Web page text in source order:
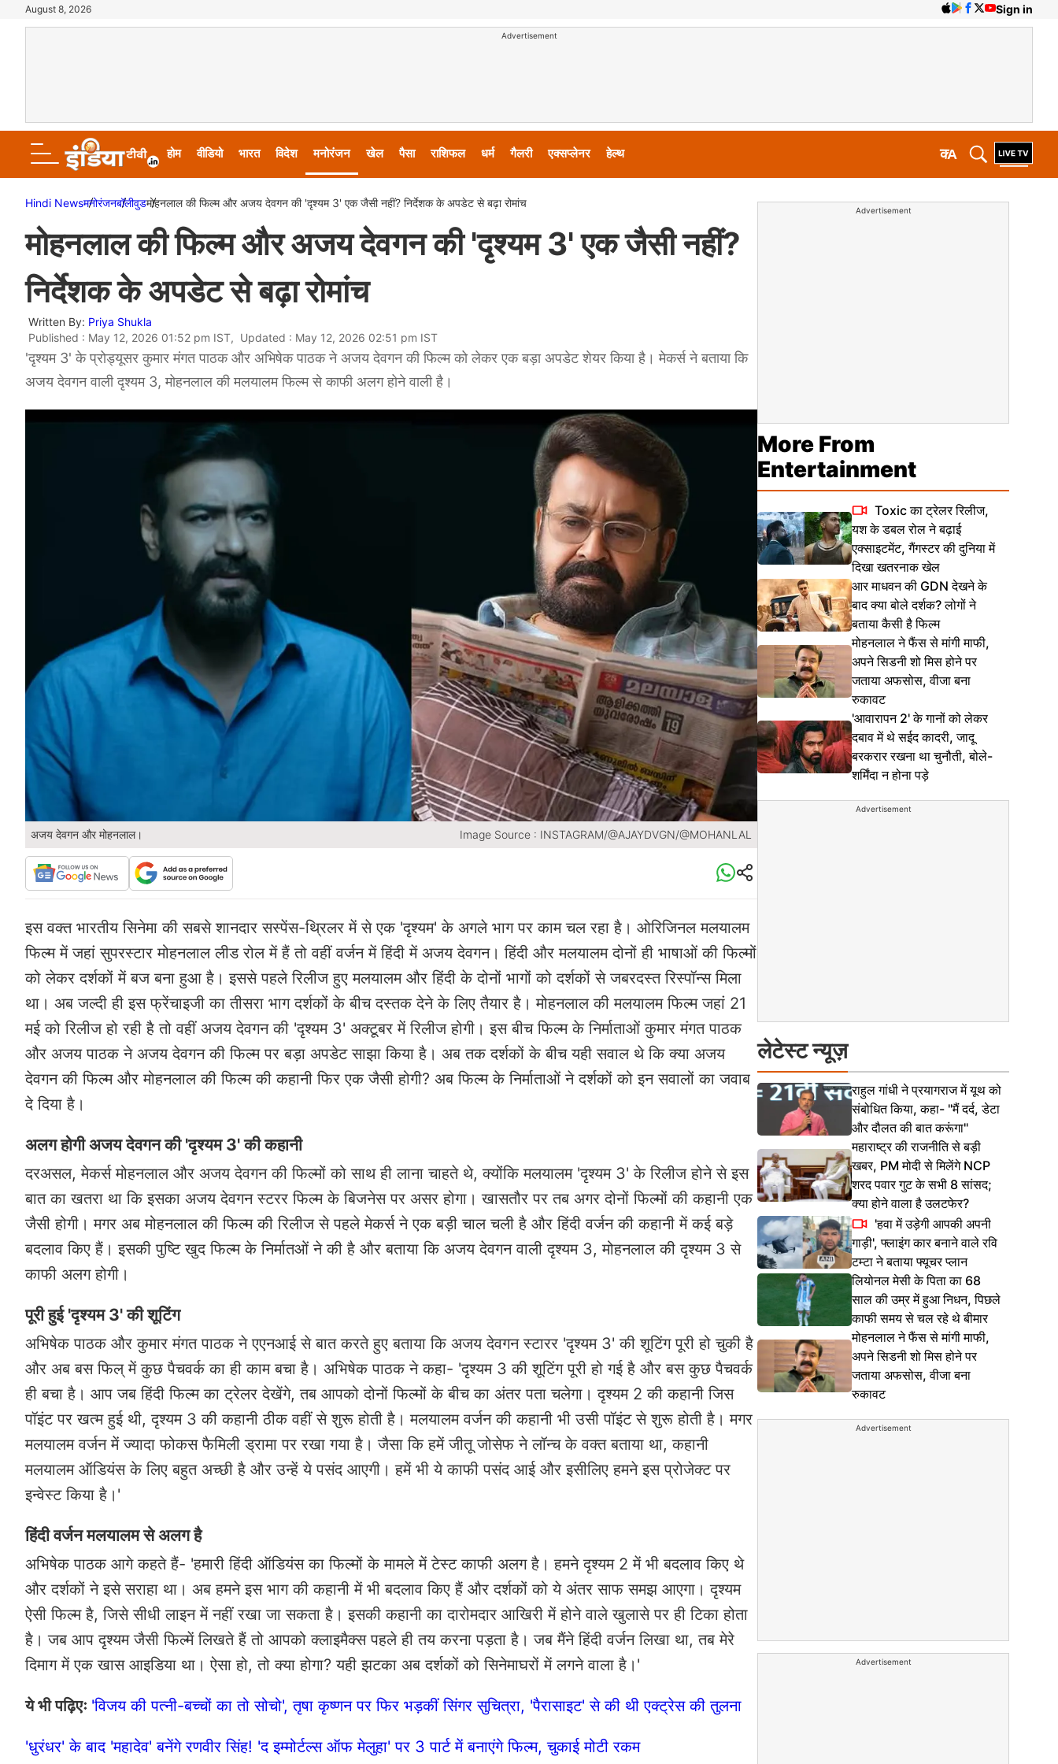
August 8, 2026 Sign in
Advertisement
होम वीडियो भारत विदेश मनोरंजन खेल पैसा राशिफल धर्म गैलरी एक्सप्लेनर हेल्थ A
क
Hindi Newsमनोरंजनबॉलीवुडमोहनलाल की फिल्म और अजय देवगन की 'दृश्यम 3' एक जैसी नहीं? निर्देशक के अपडेट से बढ़ा रोमांच
मोहनलाल की फिल्म और अजय देवगन की 'दृश्यम 3' एक जैसी नहीं?
निर्देशक के अपडेट से बढ़ा रोमांच
Written By: Priya Shukla
Published : May 12, 2026 01:52 pm IST, Updated : May 12, 2026 02:51 pm IST
'दृश्यम 3' के प्रोड्यूसर कुमार मंगत पाठक और अभिषेक पाठक ने अजय देवगन की फिल्म को लेकर एक बड़ा अपडेट शेयर किया है। मेकर्स ने बताया कि
अजय देवगन वाली दृश्यम 3, मोहनलाल की मलयालम फिल्म से काफी अलग होने वाली है।
अजय देवगन और मोहनलाल। Image Source : INSTAGRAM/@AJAYDVGN/@MOHANLAL
इस वक्त भारतीय सिनेमा की सबसे शानदार सस्पेंस-थ्रिलर में से एक 'दृश्यम' के अगले भाग पर काम चल रहा है। ओरिजिनल मलयालम
फिल्म में जहां सुपरस्टार मोहनलाल लीड रोल में हैं तो वहीं वर्जन में हिंदी में अजय देवगन। हिंदी और मलयालम दोनों ही भाषाओं की फिल्मों
को लेकर दर्शकों में बज बना हुआ है। इससे पहले रिलीज हुए मलयालम और हिंदी के दोनों भागों को दर्शकों से जबरदस्त रिस्पॉन्स मिला
था। अब जल्दी ही इस फ्रेंचाइजी का तीसरा भाग दर्शकों के बीच दस्तक देने के लिए तैयार है। मोहनलाल की मलयालम फिल्म जहां 21
मई को रिलीज हो रही है तो वहीं अजय देवगन की 'दृश्यम 3' अक्टूबर में रिलीज होगी। इस बीच फिल्म के निर्माताओं कुमार मंगत पाठक
और अजय पाठक ने अजय देवगन की फिल्म पर बड़ा अपडेट साझा किया है। अब तक दर्शकों के बीच यही सवाल थे कि क्या अजय
देवगन की फिल्म और मोहनलाल की फिल्म की कहानी फिर एक जैसी होगी? अब फिल्म के निर्माताओं ने दर्शकों को इन सवालों का जवाब
दे दिया है।
अलग होगी अजय देवगन की 'दृश्यम 3' की कहानी
दरअसल, मेकर्स मोहनलाल और अजय देवगन की फिल्मों को साथ ही लाना चाहते थे, क्योंकि मलयालम 'दृश्यम 3' के रिलीज होने से इस
बात का खतरा था कि इसका अजय देवगन स्टरर फिल्म के बिजनेस पर असर होगा। खासतौर पर तब अगर दोनों फिल्मों की कहानी एक
जैसी होगी। मगर अब मोहनलाल की फिल्म की रिलीज से पहले मेकर्स ने एक बड़ी चाल चली है और हिंदी वर्जन की कहानी में कई बड़े
बदलाव किए हैं। इसकी पुष्टि खुद फिल्म के निर्मातओं ने की है और बताया कि अजय देवगन वाली दृश्यम 3, मोहनलाल की दृश्यम 3 से
काफी अलग होगी।
पूरी हुई 'दृश्यम 3' की शूटिंग
अभिषेक पाठक और कुमार मंगत पाठक ने एएनआई से बात करते हुए बताया कि अजय देवगन स्टारर 'दृश्यम 3' की शूटिंग पूरी हो चुकी है
और अब बस फिल् में कुछ पैचवर्क का ही काम बचा है। अभिषेक पाठक ने कहा- 'दृश्यम 3 की शूटिंग पूरी हो गई है और बस कुछ पैचवर्क
ही बचा है। आप जब हिंदी फिल्म का ट्रेलर देखेंगे, तब आपको दोनों फिल्मों के बीच का अंतर पता चलेगा। दृश्यम 2 की कहानी जिस
पॉइंट पर खत्म हुई थी, दृश्यम 3 की कहानी ठीक वहीं से शुरू होती है। मलयालम वर्जन की कहानी भी उसी पॉइंट से शुरू होती है। मगर
मलयालम वर्जन में ज्यादा फोकस फैमिली ड्रामा पर रखा गया है। जैसा कि हमें जीतू जोसेफ ने लॉन्च के वक्त बताया था, कहानी
मलयालम ऑडियंस के लिए बहुत अच्छी है और उन्हें ये पसंद आएगी। हमें भी ये काफी पसंद आई और इसीलिए हमने इस प्रोजेक्ट पर
इन्वेस्ट किया है।'
हिंदी वर्जन मलयालम से अलग है
अभिषेक पाठक आगे कहते हैं- 'हमारी हिंदी ऑडियंस का फिल्मों के मामले में टेस्ट काफी अलग है। हमने दृश्यम 2 में भी बदलाव किए थे
और दर्शकों ने इसे सराहा था। अब हमने इस भाग की कहानी में भी बदलाव किए हैं और दर्शकों को ये अंतर साफ समझ आएगा। दृश्यम
ऐसी फिल्म है, जिसे सीधी लाइन में नहीं रखा जा सकता है। इसकी कहानी का दारोमदार आखिरी में होने वाले खुलासे पर ही टिका होता
है। जब आप दृश्यम जैसी फिल्में लिखते हैं तो आपको क्लाइमैक्स पहले ही तय करना पड़ता है। जब मैंने हिंदी वर्जन लिखा था, तब मेरे
दिमाग में एक खास आइडिया था। ऐसा हो, तो क्या होगा? यही झटका अब दर्शकों को सिनेमाघरों में लगने वाला है।'
ये भी पढ़िएः 'विजय की पत्नी-बच्चों का तो सोचो', तृषा कृष्णन पर फिर भड़कीं सिंगर सुचित्रा, 'पैरासाइट' से की थी एक्ट्रेस की तुलना
'धुरंधर' के बाद 'महादेव' बनेंगे रणवीर सिंह! 'द इम्मोर्टल्स ऑफ मेलुहा' पर 3 पार्ट में बनाएंगे फिल्म, चुकाई मोटी रकम
Advertisement
More From
Entertainment
Toxic का ट्रेलर रिलीज,
यश के डबल रोल ने बढ़ाई
एक्साइटमेंट, गैंगस्टर की दुनिया में
दिखा खतरनाक खेल
आर माधवन की GDN देखने के
बाद क्या बोले दर्शक? लोगों ने
बताया कैसी है फिल्म
मोहनलाल ने फैंस से मांगी माफी,
अपने सिडनी शो मिस होने पर
जताया अफसोस, वीजा बना
रुकावट
'आवारापन 2' के गानों को लेकर
दबाव में थे सईद कादरी, जादू
बरकरार रखना था चुनौती, बोले-
शर्मिंदा न होना पड़े
Advertisement
लेटेस्ट न्यूज़
राहुल गांधी ने प्रयागराज में यूथ को
संबोधित किया, कहा- "मैं दर्द, डेटा
और दौलत की बात करूंगा"
महाराष्ट्र की राजनीति से बड़ी
खबर, PM मोदी से मिलेंगे NCP
शरद पवार गुट के सभी 8 सांसद;
क्या होने वाला है उलटफेर?
'हवा में उड़ेगी आपकी अपनी
गाड़ी', फ्लाइंग कार बनाने वाले रवि
टम्टा ने बताया फ्यूचर प्लान
लियोनल मेसी के पिता का 68
साल की उम्र में हुआ निधन, पिछले
काफी समय से चल रहे थे बीमार
मोहनलाल ने फैंस से मांगी माफी,
अपने सिडनी शो मिस होने पर
जताया अफसोस, वीजा बना
रुकावट
Advertisement
Advertisement